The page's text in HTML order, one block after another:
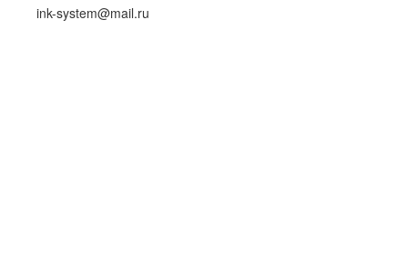
ink-system@mail.ru